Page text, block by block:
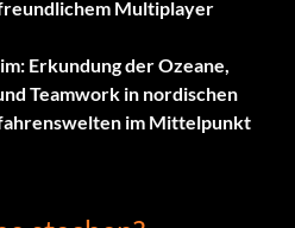
Multiplayer
Erkundung der Ozeane,
Teamwork in nordischen
im Mittelpunkt